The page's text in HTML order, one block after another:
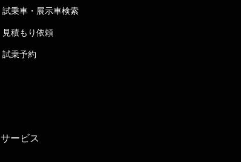
試乗車・展示車検索
見積もり依頼
試乗予約
サービス